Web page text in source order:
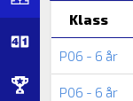
Klass
P06 - 6 år
P06 - 6 år